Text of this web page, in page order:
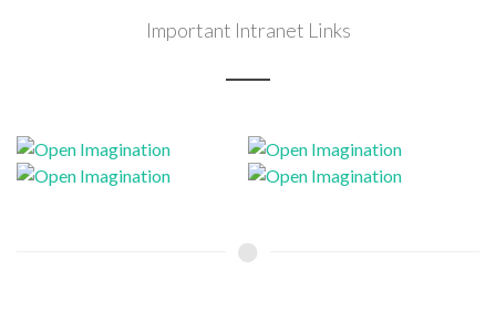
Important Intranet Links